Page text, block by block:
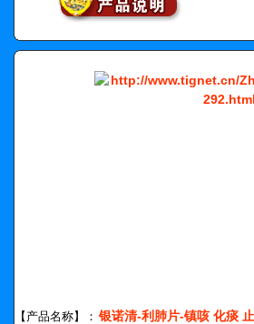
【产品名称】： 银诺清-利肺片-镇咳 化痰